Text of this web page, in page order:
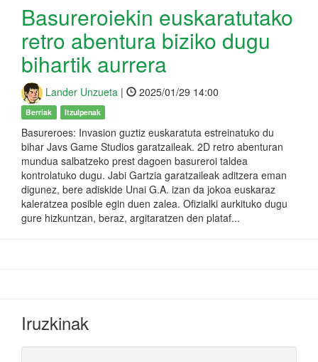
Basureroiekin euskaratutako
retro abentura biziko dugu
bihartik aurrera
Lander Unzueta | 2025/01/29 14:00
Berriak Itzulpenak
Basureroes: Invasion guztiz euskaratuta estreinatuko du
bihar Javs Game Studios garatzaileak. 2D retro abenturan
mundua salbatzeko prest dagoen basureroi taldea
kontrolatuko dugu. Jabi Gartzia garatzaileak aditzera eman
digunez, bere adiskide Unai G.A. izan da jokoa euskaraz
kaleratzea posible egin duen zalea. Ofizialki aurkituko dugu
gure hizkuntzan, beraz, argitaratzen den plataf...
Iruzkinak